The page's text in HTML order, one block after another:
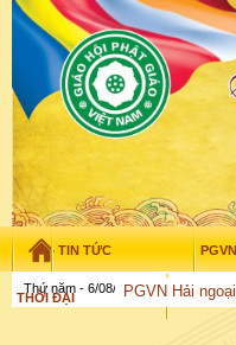
TIN TỨC PGVN
PGVN Hải ngoại
THỜI ĐẠI TUỔI TRẺ
Thứ năm - 6/08/2026 – 06 12:49